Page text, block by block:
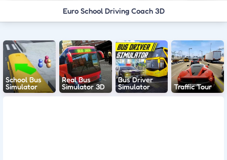
Euro School Driving Coach 3D
School Bus
Simulator
Real Bus
Simulator 3D
Bus Driver
Simulator
Traffic Tour